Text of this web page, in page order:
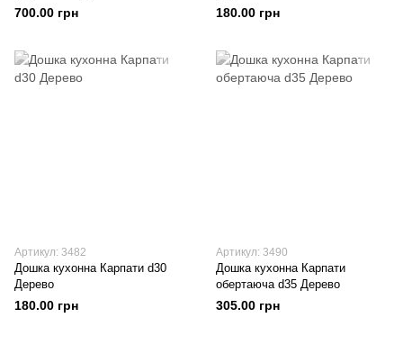
700.00 грн 180.00 грн
Артикул: 3482
Дошка кухонна Карпати d30
Дерево
180.00 грн
Артикул: 3490
Дошка кухонна Карпати
обертаюча d35 Дерево
305.00 грн